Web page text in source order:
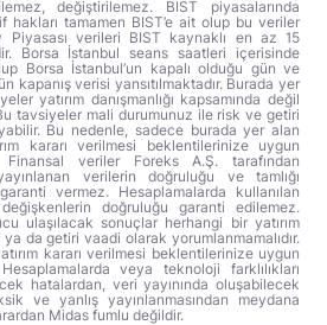
değiştirilemez. BIST piyasalarında
tamamen BIST’e ait olup bu veriler
Piyasası verileri BIST kaynaklı en az 15
Borsa İstanbul seans saatleri içerisinde
Borsa İstanbul’un kapalı olduğu gün ve
kapanış verisi yansıtılmaktadır. Burada yer
yatırım danışmanlığı kapsamında değil
tavsiyeler mali durumunuz ile risk ve getiri
Bu nedenle, sadece burada yer alan
kararı verilmesi beklentilerinize uygun
Finansal veriler Foreks A.Ş. tarafından
verilerin doğruluğu ve tamlığı
vermez. Hesaplamalarda kullanılan
doğruluğu garanti edilemez.
ulaşılacak sonuçlar herhangi bir yatırım
ya da getiri vaadi olarak yorumlanmamalıdır.
kararı verilmesi beklentilerinize uygun
veya teknoloji farklılıkları
hatalardan, veri yayınında oluşabilecek
ve yanlış yayınlanmasından meydana
Midas fumlu değildir.